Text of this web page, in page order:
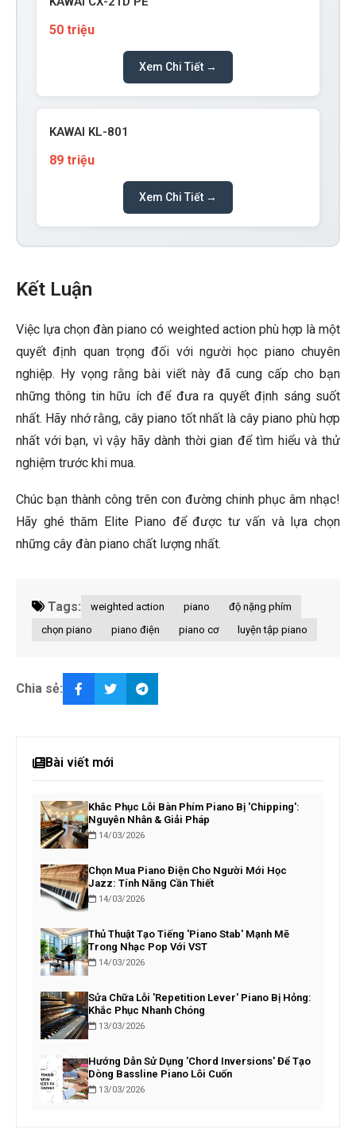
50 triệu
Xem Chi Tiết →
KAWAI KL-801
89 triệu
Xem Chi Tiết →
Kết Luận
Việc lựa chọn đàn piano có weighted action phù hợp là một
quyết định quan trọng đối với người học piano chuyên
nghiệp. Hy vọng rằng bài viết này đã cung cấp cho bạn
những thông tin hữu ích để đưa ra quyết định sáng suốt
nhất. Hãy nhớ rằng, cây piano tốt nhất là cây piano phù hợp
nhất với bạn, vì vậy hãy dành thời gian để tìm hiểu và thử
nghiệm trước khi mua.
Chúc bạn thành công trên con đường chinh phục âm nhạc!
Hãy ghé thăm Elite Piano để được tư vấn và lựa chọn
những cây đàn piano chất lượng nhất.
Tags: weighted action piano
độ nặng phím
chọn piano
piano điện piano cơ luyện tập piano
Chia sẻ:
Bài viết mới
Khắc Phục Lỗi Bàn Phím Piano Bị 'Chipping':
Nguyên Nhân & Giải Pháp
14/03/2026
Chọn Mua Piano Điện Cho Người Mới Học
Jazz: Tính Năng Cần Thiết
14/03/2026
Thủ Thuật Tạo Tiếng 'Piano Stab' Mạnh Mẽ
Trong Nhạc Pop Với VST
14/03/2026
Sửa Chữa Lỗi 'Repetition Lever' Piano Bị Hỏng:
Khắc Phục Nhanh Chóng
13/03/2026
Hướng Dẫn Sử Dụng 'Chord Inversions' Để Tạo
Dòng Bassline Piano Lôi Cuốn
13/03/2026